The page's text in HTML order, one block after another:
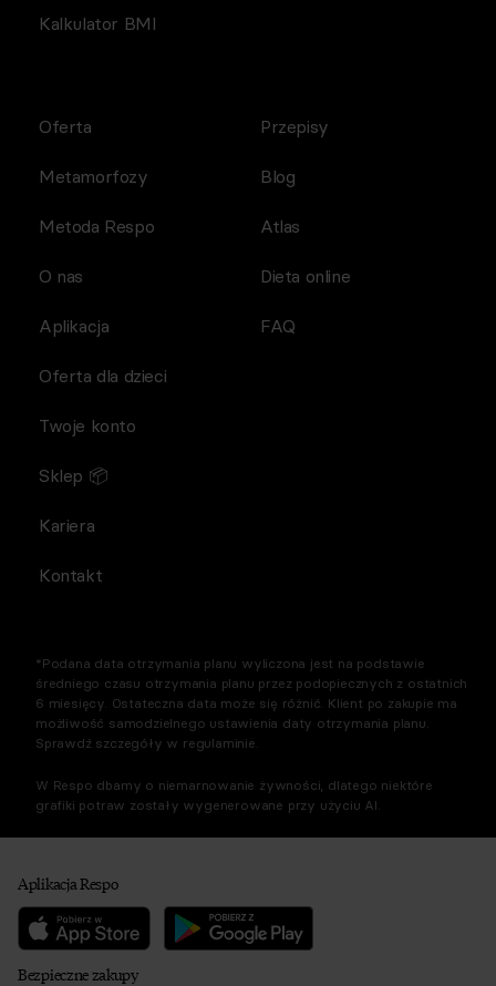
Kalkulator BMI
Oferta
Metamorfozy
Metoda Respo
O nas
Aplikacja
Przepisy
Blog
Atlas
Dieta online
FAQ
Oferta dla dzieci
Twoje konto
Sklep 📦
Kariera
Kontakt
*Podana data otrzymania planu wyliczona jest na podstawie
średniego czasu otrzymania planu przez podopiecznych z ostatnich
6 miesięcy. Ostateczna data może się różnić. Klient po zakupie ma
możliwość samodzielnego ustawienia daty otrzymania planu.
Sprawdź szczegóły w regulaminie.
W Respo dbamy o niemarnowanie żywności, dlatego niektóre
grafiki potraw zostały wygenerowane przy użyciu AI.
Aplikacja Respo
Bezpieczne zakupy